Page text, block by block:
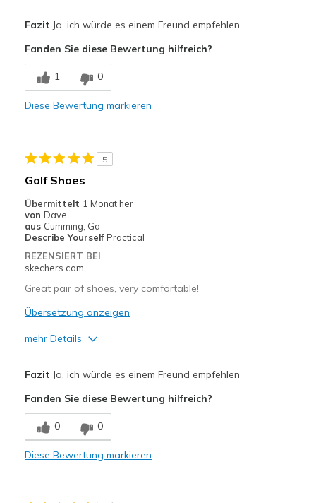
Breathe Well
Comfortable
Geeignete Verwendung
Width
Sizing
Feels true to size
View On Shoes
Fazit Ja, ich würde es einem Freund empfehlen
Fanden Sie diese Bewertung hilfreich?
1 0
Diese Bewertung markieren
5
Golf Shoes
Übermittelt 1 Monat her
von Dave
aus Cumming, Ga
Describe Yourself Practical
REZENSIERT BEI
skechers.com
Great pair of shoes, very comfortable!
Übersetzung anzeigen
mehr Details
Comfortable
Durable
Fazit Ja, ich würde es einem Freund empfehlen
Fanden Sie diese Bewertung hilfreich?
0 0
Diese Bewertung markieren